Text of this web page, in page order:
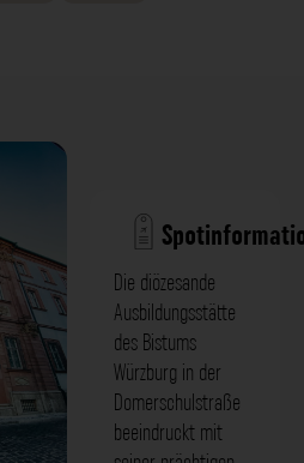
Die diözesande
Ausbildungsstätte
des Bistums
Würzburg in der
Domerschulstraße
beeindruckt mit